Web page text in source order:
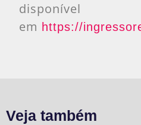
disponível
em https://
Veja também